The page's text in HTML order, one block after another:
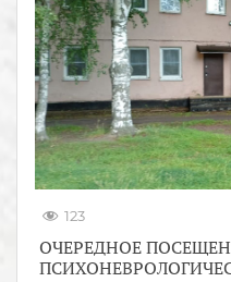
123
ОЧЕРЕДНОЕ